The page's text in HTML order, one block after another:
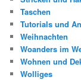
Taschen
Tutorials und
Weihnachten
Woanders im
Wohnen und
Wolliges